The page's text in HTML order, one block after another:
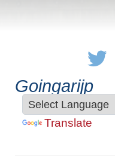
Goingarijp
Translate